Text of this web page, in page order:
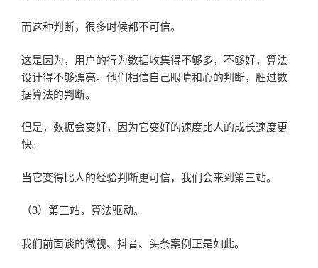
而这种判断，很多时候都不可信。
这是因为，用户的行为数据收集得不够多，不够好，算法
设计得不够漂亮。他们相信自己眼睛和心的判断，胜过数
据算法的判断。
但是，数据会变好，因为它变好的速度比人的成长速度更
快。
当它变得比人的经验判断更可信，我们会来到第三站。
（3）第三站，算法驱动。
我们前面谈的微视、抖音、头条案例正是如此。